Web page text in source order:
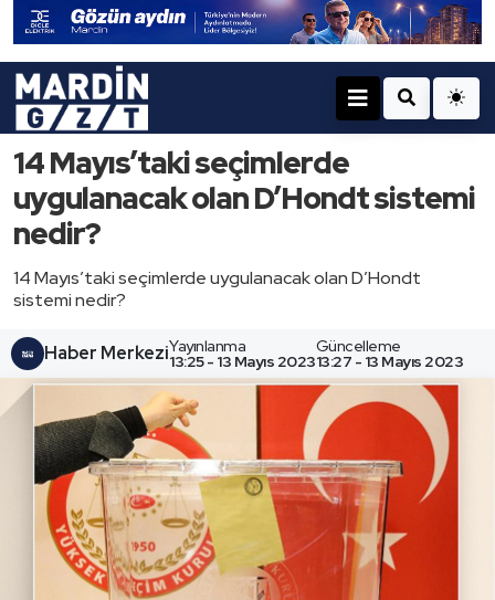
14 Mayıs’taki seçimlerde
uygulanacak olan D’Hondt sistemi
nedir?
14 Mayıs’taki seçimlerde uygulanacak olan D’Hondt
sistemi nedir?
Haber MerkeziYayınlanma
13:25 - 13 Mayıs 2023
Güncelleme
13:27 - 13 Mayıs 2023